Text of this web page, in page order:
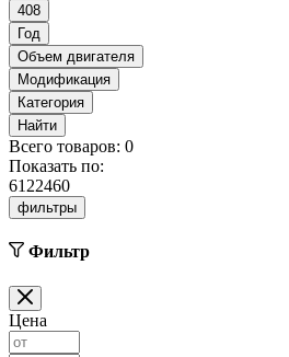
408
Год
Объем двигателя
Модификация
Категория
Найти
Всего товаров: 0
Показать по:
6122460
фильтры
Фильтр
Цена